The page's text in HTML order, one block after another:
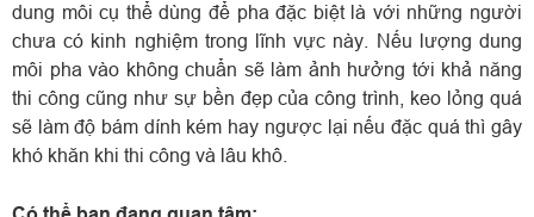
dung môi cụ thể dùng để pha đặc biệt là với những người
chưa có kinh nghiệm trong lĩnh vực này. Nếu lượng dung
môi pha vào không chuẩn sẽ làm ảnh hưởng tới khả năng
thi công cũng như sự bền đẹp của công trình, keo lỏng quá
sẽ làm độ bám dính kém hay ngược lại nếu đặc quá thì gây
khó khăn khi thi công và lâu khô.